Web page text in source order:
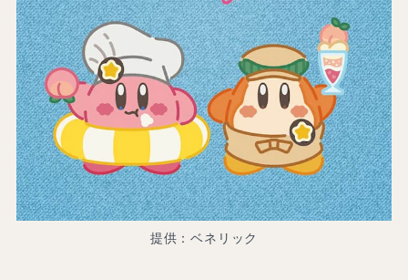
提供：ベネリック